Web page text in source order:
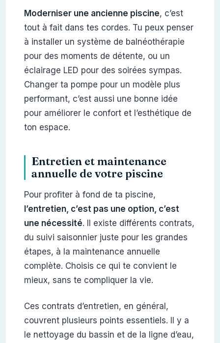
Moderniser une ancienne piscine, c’est
tout à fait dans tes cordes. Tu peux penser
à installer un système de balnéothérapie
pour des moments de détente, ou un
éclairage LED pour des soirées sympas.
Changer ta pompe pour un modèle plus
performant, c’est aussi une bonne idée
pour améliorer le confort et l’esthétique de
ton espace.
Entretien et maintenance
annuelle de votre piscine
Pour profiter à fond de ta piscine,
l’entretien, c’est pas une option, c’est
une nécessité. Il existe différents contrats,
du suivi saisonnier juste pour les grandes
étapes, à la maintenance annuelle
complète. Choisis ce qui te convient le
mieux, sans te compliquer la vie.
Ces contrats d’entretien, en général,
couvrent plusieurs points essentiels. Il y a
le nettoyage du bassin et de la ligne d’eau,